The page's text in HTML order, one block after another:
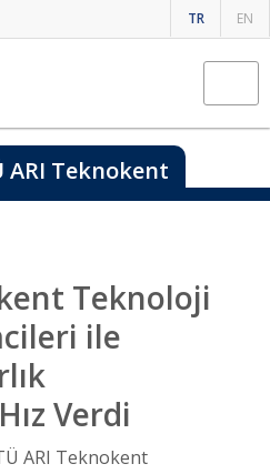
TR EN
ARI Teknokent
Teknoloji
ile
Verdi
ARI Teknokent